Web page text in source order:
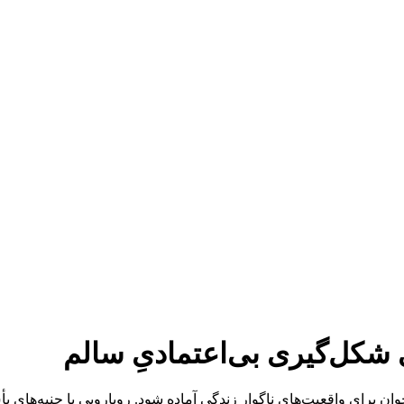
شکل‌گیری بی‌اعتمادیِ سالم
برای واقعیت‌های ناگوار زندگی آماده شود. رویارویی با